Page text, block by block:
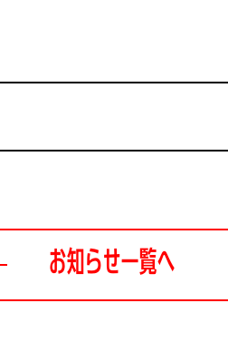
お知らせ一覧へ